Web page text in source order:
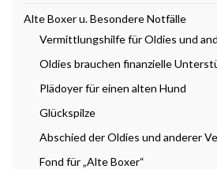
Alte Boxer u. Besondere Notfälle
Vermittlungshilfe für Oldies und
Oldies brauchen finanzielle
Plädoyer für einen alten Hund
Glückspilze
Abschied der Oldies und anderer
Fond für „Alte Boxer“